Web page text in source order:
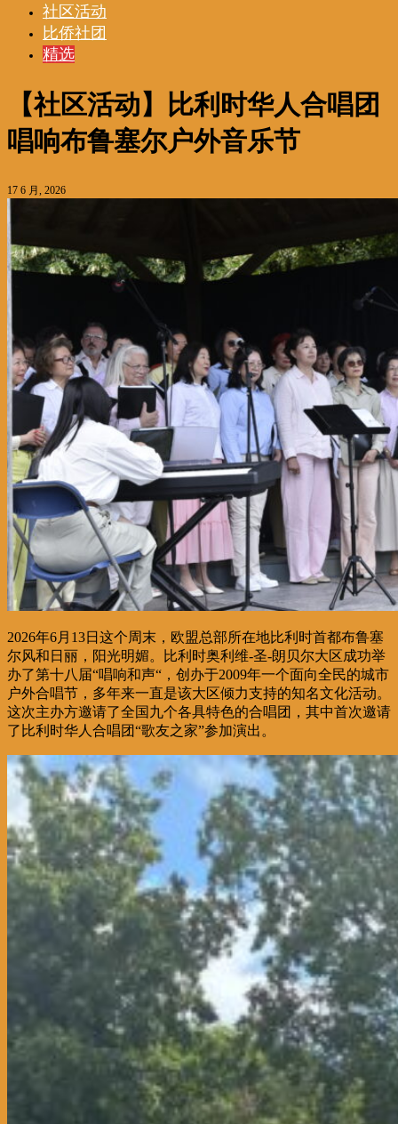
社区活动
比侨社团
精选
【社区活动】比利时华人合唱团
唱响布鲁塞尔户外音乐节
17 6 月, 2026
2026年6月13日这个周末，欧盟总部所在地比利时首都布鲁塞
尔风和日丽，阳光明媚。比利时奥利维-圣-朗贝尔大区成功举
办了第十八届“唱响和声“，创办于2009年一个面向全民的城市
户外合唱节，多年来一直是该大区倾力支持的知名文化活动。
这次主办方邀请了全国九个各具特色的合唱团，其中首次邀请
了比利时华人合唱团“歌友之家”参加演出。